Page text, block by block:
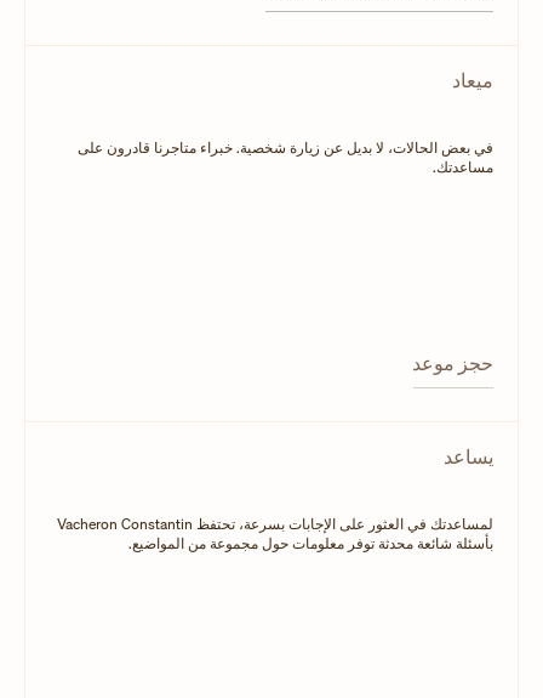
ميعاد
في بعض الحالات، لا بديل عن زيارة شخصية. خبراء متاجرنا قادرون على
مساعدتك.
حجز موعد
يساعد
لمساعدتك في العثور على الإجابات بسرعة، تحتفظ Vacheron Constantin
بأسئلة شائعة محدثة توفر معلومات حول مجموعة من المواضيع.